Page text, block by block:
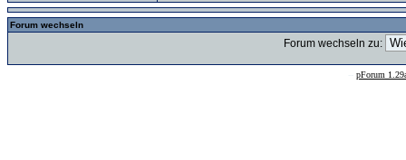
Forum wechseln
Forum wechseln zu:
pForum